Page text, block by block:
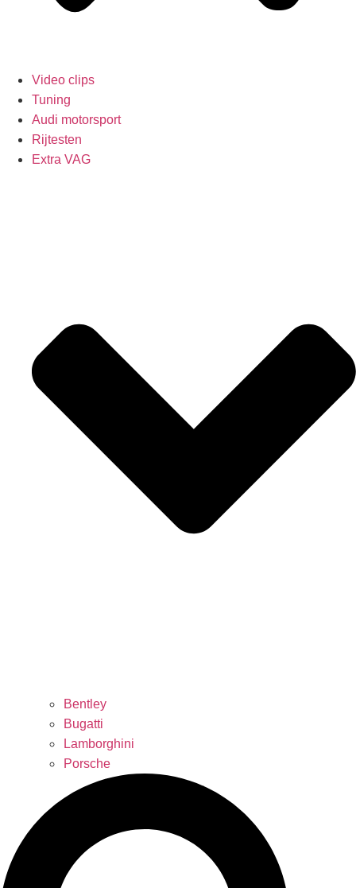
Video clips
Tuning
Audi motorsport
Rijtesten
Extra VAG
Bentley
Bugatti
Lamborghini
Porsche